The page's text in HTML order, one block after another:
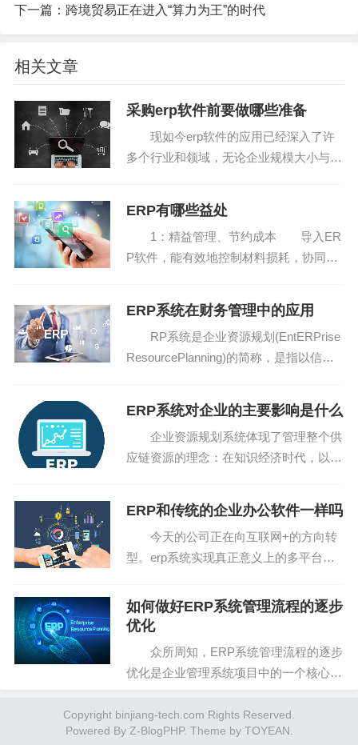
随着市场竞争的加剧，现在的客户是不是经常给定的顺
问题，那么ERP通过合理的分配机制和反馈机制，贵公司
很好的处理这些问题，订单的动态跟踪和计划执行帮助，
全面，准确地把握销售，提高资金的时效性回报。
二是生产管理。对于生产型企业来说，经常会遇到这
加班，从早上8:9一直加班到晚上，也一直加班，尤其是对
于那些装配零件比较复杂的生产线，由于信息的流动。不
顺畅，虽然在同一条生产线上，但一部分生产车间往往不
知道另一个车间的进度，导致几名车间工人加班等，造成
门也延误。这不仅影响到公司生产管理的难度，也增加了
生产成本和管理成本。面对这种情况，ERP可以通过相应
时，它还可以减少办公文件和转移工作，提高办公效率，
减少加班时间，甚至在处理紧急任务时可以提前设计最合
理的生产流程，减少无效劳动。
第三是采购管理。许多企业很难大幅度增加利润。除
了市场销售因素外，最基本的原因可能是采购问题。
下一篇： 跨境贸易正在进入“算力为王”的时代
相关文章
采购erp软件前要做哪些准备
现如今erp软件的应用已经深入了许
多个行业和领域，无论企业规模大小与否
没能将采购erp系统前的准备工作做到位
从而导致购买的...
ERP有哪些益处
1：精益管理、节约成本 导入ER
P软件，能有效地控制材料损耗，协同管
计算开发的ERP系统，系统部署于服务器
端，用户可通过...
ERP系统在财务管理中的应用
RP系统是企业资源规划(EntERPrise
ResourcePlanning)的简称，是指以信息
台。云erp软件电子商务ERP...
ERP系统对企业的主要影响是什么
企业资源规划系统体现了管理整个供
应链资源的理念：在知识经济时代，以自
行，ERP系统可以不受任何操作系统限
制，以便企业可以根...
ERP和传统的企业办公软件一样吗
今天的公司正在向互联网+的方向转
型。erp系统实现真正意义上的多平台运
制，以便企业可以根据业务需要和投资能
力选择最佳平台，并且帮助企业顺利实现
如何做好ERP系统管理流程的逐步
优化
众所周知，ERP系统管理流程的逐步
优化是企业管理系统项目中的一个核心环
准化作业，很多企业都是共同追求的一个
目标。那么我们应该如何做好ERP系统管
Copyright binjiang-tech.com Rights Reserved.
Powered By Z-BlogPHP. Theme by TOYEAN